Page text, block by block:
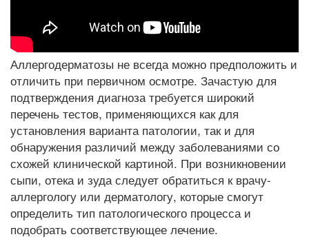
Аллергодерматозы не всегда можно предположить и
отличить при первичном осмотре. Зачастую для
подтверждения диагноза требуется широкий
перечень тестов, применяющихся как для
установления варианта патологии, так и для
обнаружения различий между заболеваниями со
схожей клинической картиной. При возникновении
сыпи, отека и зуда следует обратиться к врачу-
аллергологу или дерматологу, которые смогут
определить тип патологического процесса и
подобрать соответствующее лечение.